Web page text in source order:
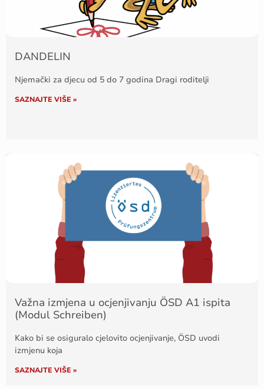
DANDELIN
Njemački za djecu od 5 do 7 godina Dragi roditelji
SAZNAJTE VIŠE »
Važna izmjena u ocjenjivanju ÖSD A1 ispita
(Modul Schreiben)
Kako bi se osiguralo cjelovito ocjenjivanje, ÖSD uvodi
izmjenu koja
SAZNAJTE VIŠE »